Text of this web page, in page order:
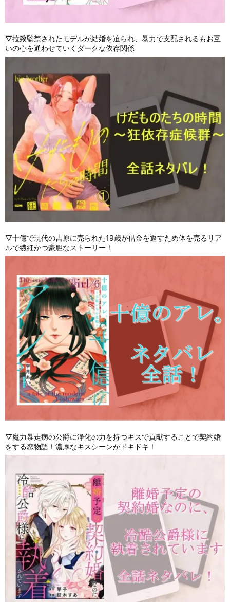
▽拉致監禁されたモデルが結婚を迫られ、暴力で支配されるもお互
いの心を通わせていくダークな依存関係
▽十億で現代の吉原に売られた19歳が借金を返すため体を売るリア
ルで繊細かつ豪胆なストーリー！
▽魔力暴走病の公爵に浄化の力を持つキスで貢献することで契約婚
をする恋物語！濃厚なキスシーンがドキドキ！